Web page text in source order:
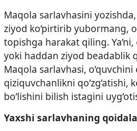
Maqola sarlavhasini
ziyod ko’pirtirib yubormang,
topishga harakat qiling.
yoki haddan ziyod beadablik
Maqola sarlavhasi,
qiziquvchanlikni qo’zg’atishi,
bo’lishini bilish istagini
Yaxshi sarlavhaning